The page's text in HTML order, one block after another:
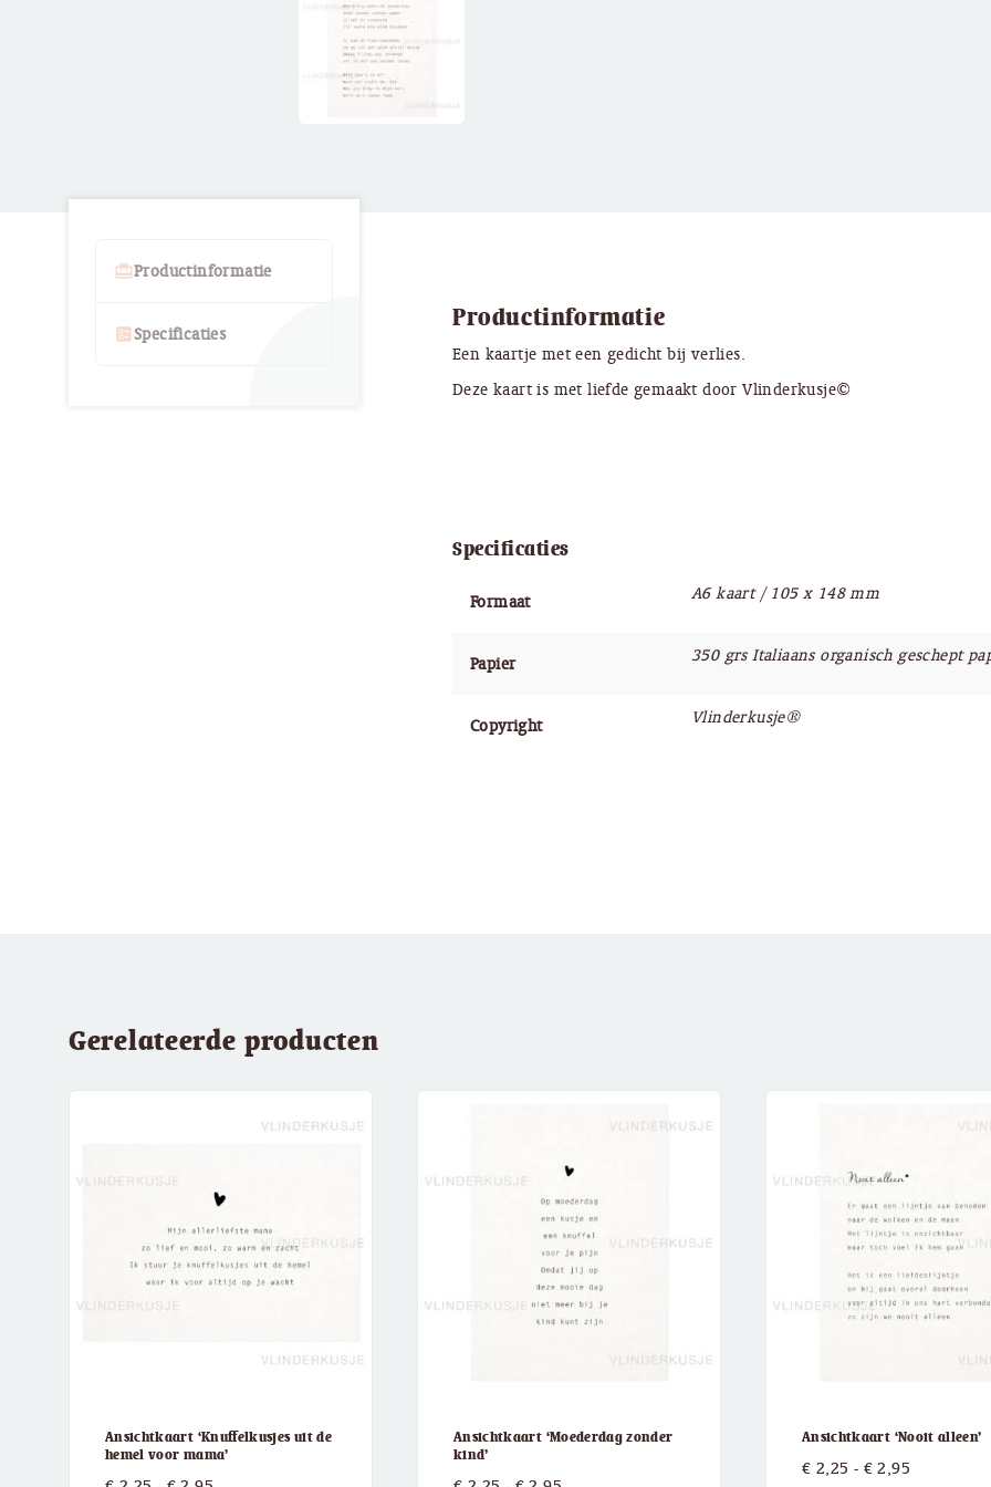
card_giftcardProductinformatie
ballotSpecificaties
Productinformatie
Een kaartje met een gedicht bij verlies.
Deze kaart is met liefde gemaakt door Vlinderkusje©
Specificaties
Formaat A6 kaart / 105 x 148 mm
Papier 350 grs Italiaans organisch geschept
Copyright Vlinderkusje®
Gerelateerde producten
Ansichtkaart ‘Knuffelkusjes uit de
hemel voor mama’
Ansichtkaart ‘Moederdag zonder
kind’
Ansichtkaart ‘Nooit alleen’
€ 2,25 - € 2,95